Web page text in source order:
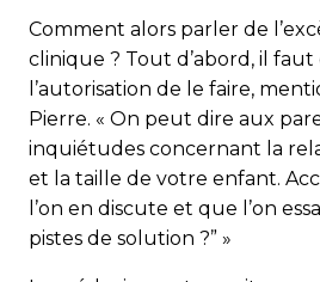
Comment alors parler de
clinique ? Tout d’abord, il
l’autorisation de le faire,
Pierre. « On peut dire aux
inquiétudes concernant la
et la taille de votre enfant.
l’on en discute et que l’on
pistes de solution ?” »